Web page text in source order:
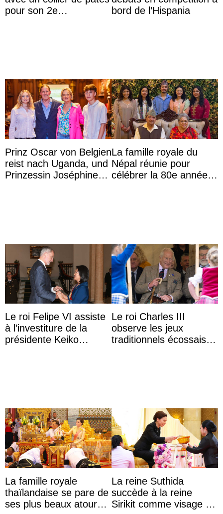
pour son 2e
bord de l’Hispania
Prinz Oscar von Belgien
reist nach Uganda, und
Prinzessin Joséphine
La famille royale du
Népal réunie pour
célébrer la 80e année
Le roi Felipe VI assiste
à l’investiture de la
présidente Keiko
Le roi Charles III
observe les jeux
traditionnels écossais
La famille royale
thaïlandaise se pare de
ses plus beaux atours
La reine Suthida
succède à la reine
Sirikit comme visage de